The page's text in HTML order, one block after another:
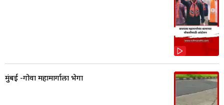
मुंबई -गोवा महामार्गाला भेगा